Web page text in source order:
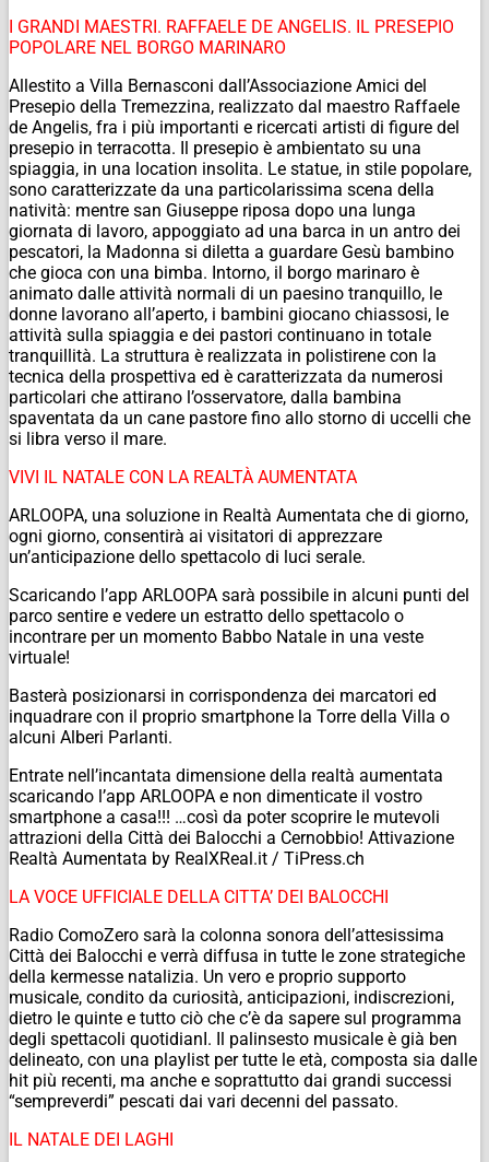
I GRANDI MAESTRI. RAFFAELE DE ANGELIS. IL PRESEPIO
POPOLARE NEL BORGO MARINARO
Allestito a Villa Bernasconi dall’Associazione Amici del
Presepio della Tremezzina, realizzato dal maestro Raffaele
de Angelis, fra i più importanti e ricercati artisti di figure del
presepio in terracotta. Il presepio è ambientato su una
spiaggia, in una location insolita. Le statue, in stile popolare,
sono caratterizzate da una particolarissima scena della
natività: mentre san Giuseppe riposa dopo una lunga
giornata di lavoro, appoggiato ad una barca in un antro dei
pescatori, la Madonna si diletta a guardare Gesù bambino
che gioca con una bimba. Intorno, il borgo marinaro è
animato dalle attività normali di un paesino tranquillo, le
donne lavorano all’aperto, i bambini giocano chiassosi, le
attività sulla spiaggia e dei pastori continuano in totale
tranquillità. La struttura è realizzata in polistirene con la
tecnica della prospettiva ed è caratterizzata da numerosi
particolari che attirano l’osservatore, dalla bambina
spaventata da un cane pastore fino allo storno di uccelli che
si libra verso il mare.
VIVI IL NATALE CON LA REALTÀ AUMENTATA
ARLOOPA, una soluzione in Realtà Aumentata che di giorno,
ogni giorno, consentirà ai visitatori di apprezzare
un’anticipazione dello spettacolo di luci serale.
Scaricando l’app ARLOOPA sarà possibile in alcuni punti del
parco sentire e vedere un estratto dello spettacolo o
incontrare per un momento Babbo Natale in una veste
virtuale!
Basterà posizionarsi in corrispondenza dei marcatori ed
inquadrare con il proprio smartphone la Torre della Villa o
alcuni Alberi Parlanti.
Entrate nell’incantata dimensione della realtà aumentata
scaricando l’app ARLOOPA e non dimenticate il vostro
smartphone a casa!!! …così da poter scoprire le mutevoli
attrazioni della Città dei Balocchi a Cernobbio! Attivazione
Realtà Aumentata by RealXReal.it / TiPress.ch
LA VOCE UFFICIALE DELLA CITTA’ DEI BALOCCHI
Radio ComoZero sarà la colonna sonora dell’attesissima
Città dei Balocchi e verrà diffusa in tutte le zone strategiche
della kermesse natalizia. Un vero e proprio supporto
musicale, condito da curiosità, anticipazioni, indiscrezioni,
dietro le quinte e tutto ciò che c’è da sapere sul programma
degli spettacoli quotidianI. Il palinsesto musicale è già ben
delineato, con una playlist per tutte le età, composta sia dalle
hit più recenti, ma anche e soprattutto dai grandi successi
“sempreverdi” pescati dai vari decenni del passato.
IL NATALE DEI LAGHI